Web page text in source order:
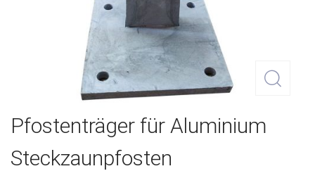
Zum
der
Pfostenträger für Aluminium
Steckzaunpfosten